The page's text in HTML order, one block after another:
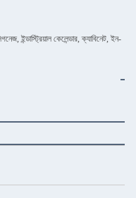
ইন্ডাস্ট্রিয়াল কেলেন্ডার, ক্যাবিনেট, ইন-